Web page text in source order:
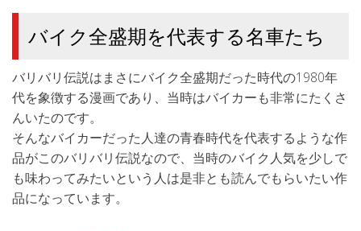
バイク全盛期を代表する名車たち
バリバリ伝説はまさにバイク全盛期だった時代の1980年
代を象徴する漫画であり、当時はバイカーも非常にたくさ
んいたのです。
そんなバイカーだった人達の青春時代を代表するような作
品がこのバリバリ伝説なので、当時のバイク人気を少しで
も味わってみたいという人は是非とも読んでもらいたい作
品になっています。